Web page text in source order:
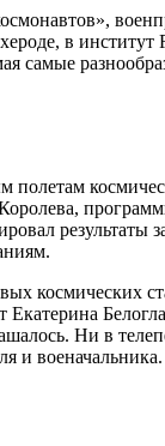
в институт
самые
результаты
космических
Ни в
и военачальника.